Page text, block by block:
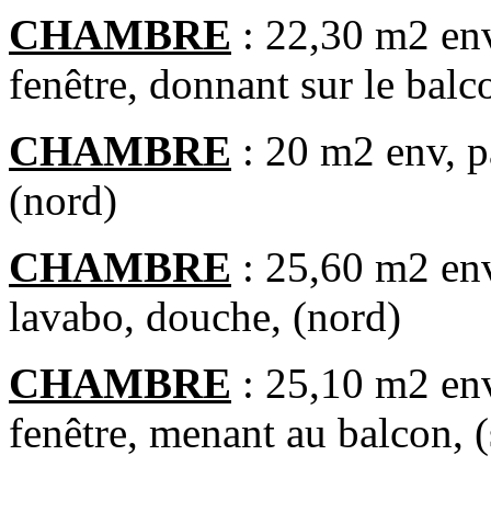
CHAMBRE : 22,30 m2
fenêtre, donnant sur le
CHAMBRE : 20 m2 env,
(nord)
CHAMBRE : 25,60 m2
lavabo, douche, (nord)
CHAMBRE : 25,10 m2
fenêtre, menant au balcon,